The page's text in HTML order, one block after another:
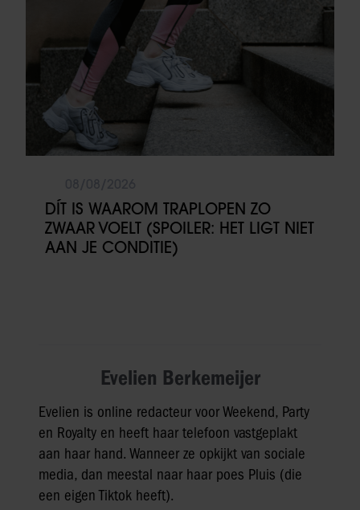
DÍT IS WAAROM TRAPLOPEN ZO
ZWAAR VOELT (SPOILER: HET LIGT NIET
AAN JE CONDITIE)
Evelien Berkemeijer
Evelien is online redacteur voor Weekend, Party
en Royalty en heeft haar telefoon vastgeplakt
aan haar hand. Wanneer ze opkijkt van sociale
media, dan meestal naar haar poes Pluis (die
een eigen Tiktok heeft).